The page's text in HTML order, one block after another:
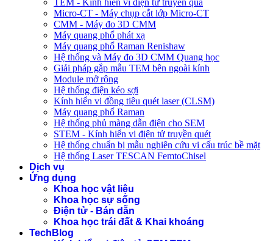
TEM - Kính hiển vi điện tử truyền qua
Micro-CT - Máy chụp cắt lớp Micro-CT
CMM - Máy đo 3D CMM
Máy quang phổ phát xạ
Máy quang phổ Raman Renishaw
Hệ thống và Máy đo 3D CMM Quang học
Giải pháp gắp mẫu TEM bên ngoài kính
Module mở rộng
Hệ thống điện kéo sợi
Kính hiển vi đồng tiêu quét laser (CLSM)
Máy quang phổ Raman
Hệ thống phủ màng dẫn điện cho SEM
STEM - Kính hiển vi điện tử truyền quét
Hệ thống chuẩn bị mẫu nghiên cứu vi cấu trúc bề mặt
Hệ thống Laser TESCAN FemtoChisel
Dịch vụ
Ứng dụng
Khoa học vật liệu
Khoa học sự sống
Điện tử - Bán dẫn
Khoa học trái đất & Khai khoáng
TechBlog